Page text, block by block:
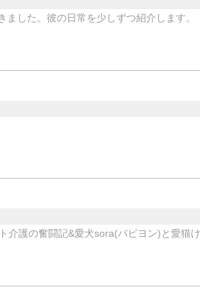
した。彼の日常を少しずつ紹介します。
介護の奮闘記&愛犬sora(パピヨン)と愛猫